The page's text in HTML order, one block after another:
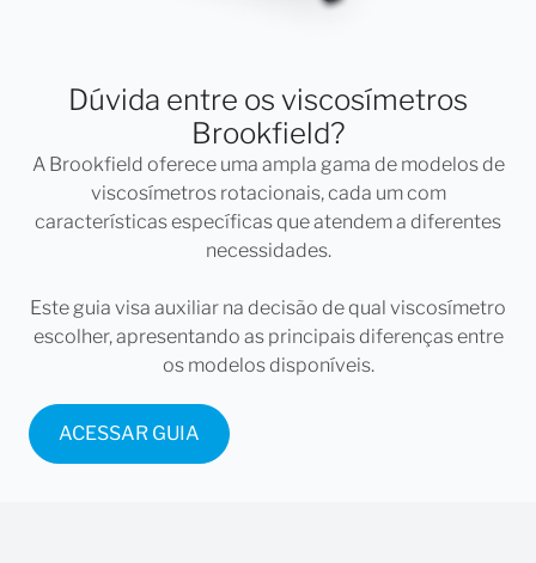
Garanta que suas medições sejam precisas e estejam
em conformidade com os padrões da indústria, com
padrões de viscosidade rastreáveis pelo NIST.
Viscosímetro analógico Brookfield com
O sistema de acionamento eletrônico garante
operação silenciosa e confiável, minimizando
interrupções no seu ambiente de trabalho.
Tradição em medição de viscosidade
Brookfield
Dúvida entre os viscosímetros
Brookfield?
A Brookfield oferece uma ampla gama de modelos de
viscosímetros rotacionais, cada um com
características específicas que atendem a diferentes
necessidades.
Este guia visa auxiliar na decisão de qual viscosímetro
escolher, apresentando as principais diferenças entre
os modelos disponíveis.
ACESSAR GUIA